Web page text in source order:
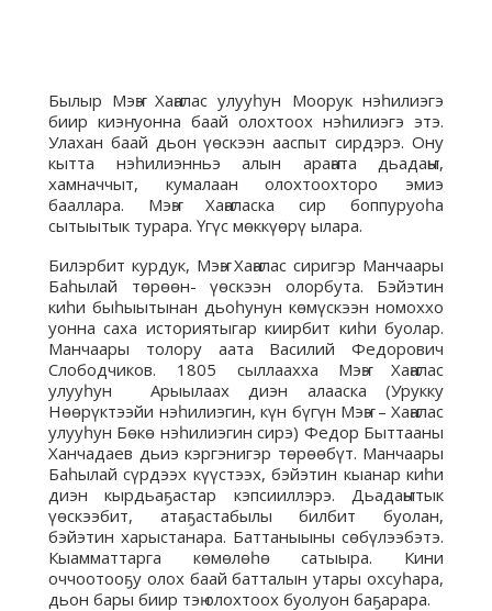
Былыр Мэҥэ Хаҥалас улууһун Моорук нэһилиэгэ
биир киэҥ уонна баай олохтоох нэһилиэгэ этэ.
Улахан баай дьон үөскээн ааспыт сирдэрэ. Ону
кытта нэһилиэнньэ алын араҥата дьадаҥы,
хамначчыт, кумалаан олохтоохторо эмиэ
бааллара. Мэҥэ Хаҥаласка сир боппуруоһа
сытыытык турара. Үгүс мөккүөрү ылара.
Билэрбит курдук, Мэҥэ Хаҥалас сиригэр Манчаары
Баһылай төрөөн- үөскээн олорбута. Бэйэтин
киһи быһыытынан дьоһунун көмүскээн номоххо
уонна саха историятыгар киирбит киһи буолар.
Манчаары толору аата Василий Федорович
Слободчиков. 1805 сыллаахха Мэҥэ Хаҥалас
улууһун Арыылаах диэн алааска (Урукку
Нөөрүктээйи нэһилиэгин, күн бүгүн Мэҥэ – Хаҥалас
улууһун Бөкө нэһилиэгин сирэ) Федор Быттааны
Ханчадаев дьиэ кэргэнигэр төрөөбүт. Манчаары
Баһылай сүрдээх күүстээх, бэйэтин кыанар киһи
диэн кырдьаҕастар кэпсииллэрэ. Дьадаҥытык
үөскээбит, атаҕастабылы билбит буолан,
бэйэтин харыстанара. Баттаныыны сөбүлээбэтэ.
Кыамматтарга көмөлөһө сатыыра. Кини
оччоотооҕу олох баай батталын утары охсуһара,
дьон бары биир тэҥ олохтоох буолуон баҕарара.